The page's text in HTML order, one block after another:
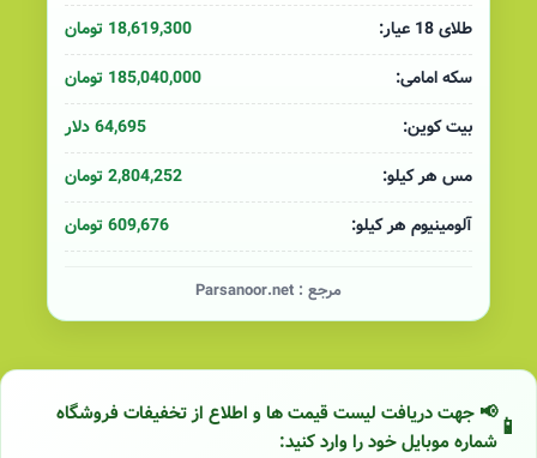
طلای 18 عیار:
18,619,300 تومان
سکه امامی:
185,040,000 تومان
بیت کوین:
64,695 دلار
مس هر کیلو:
2,804,252 تومان
آلومینیوم هر کیلو:
609,676 تومان
مرجع : Parsanoor.net
📢 جهت دریافت لیست قیمت ها و اطلاع از تخفیفات فروشگاه
شماره موبایل خود را وارد کنید: